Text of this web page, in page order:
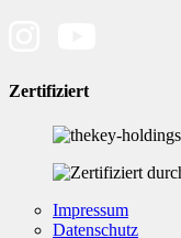
Zertifiziert
Impressum
Datenschutz